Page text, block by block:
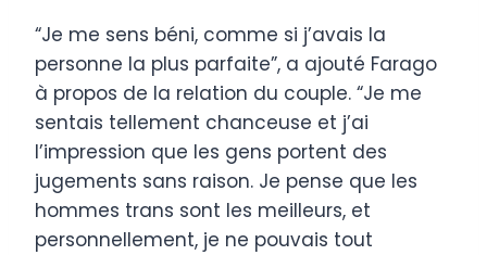
“Je me sens béni, comme si j’avais la
personne la plus parfaite”, a ajouté Farago
à propos de la relation du couple. “Je me
sentais tellement chanceuse et j’ai
l’impression que les gens portent des
jugements sans raison. Je pense que les
hommes trans sont les meilleurs, et
personnellement, je ne pouvais tout